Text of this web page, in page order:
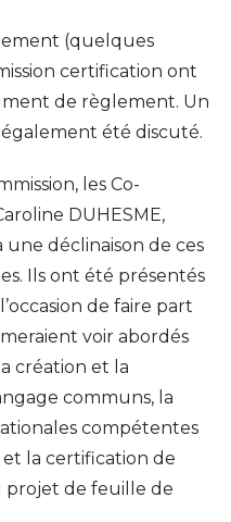
(quelques
certification ont
de règlement. Un
été discuté.
les Co-
DUHESME,
une déclinaison de ces
Ils ont été présentés
de faire part
voir abordés
création et la
communs, la
compétentes
la certification de
projet de feuille de